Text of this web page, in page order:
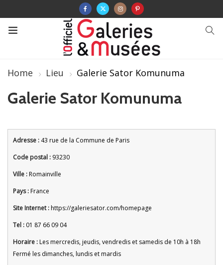
Home Lieu Galerie Sator Komunuma
Galerie Sator Komunuma
Adresse : 43 rue de la Commune de Paris
Code postal : 93230
Ville :Romainville
Pays :France
Site Internet :https://galeriesator.com/homepage
Tel : 01 87 66 09 04
Horaire :Les mercredis, jeudis, vendredis et samedis de 10h à 18h
Fermé les dimanches, lundis et mardis